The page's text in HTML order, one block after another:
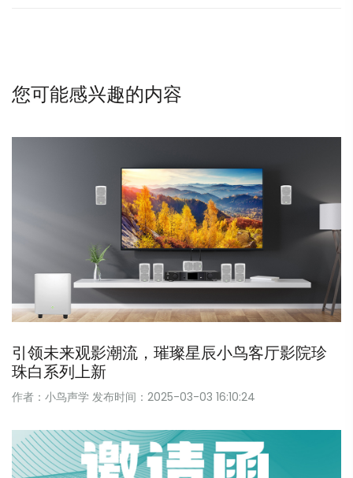
您可能感兴趣的内容
引领未来观影潮流，璀璨星辰小鸟客厅影院珍
珠白系列上新
作者：小鸟声学 发布时间：2025-03-03 16:10:24